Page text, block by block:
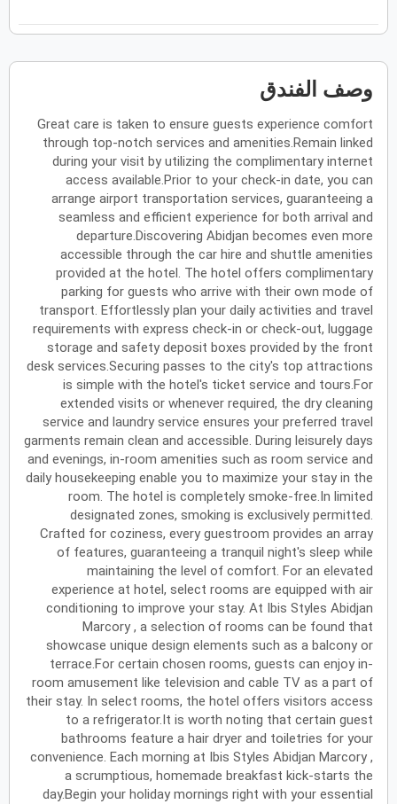
فبراير 2027
مارس 2027
حالأحد نالاثنينثالثلاثاء رالأربعاءخالخميس
جالجمعةسالسبت
أبريل 2027
حالأحد نالاثنينثالثلاثاءرالأربعاءخ الخميس
جالجمعةسالسبت
مايو 2027
حالأحد نالاثنينثالثلاثاءر الأربعاءخالخميس
جالجمعةسالسبت
يونيو 2027
حالأحد نالاثنينثالثلاثاءرالأربعاءخالخميس
جالجمعةسالسبت
يوليو 2027
حالأحد نالاثنين ثالثلاثاءرالأربعاءخالخميس
جالجمعةسالسبت
أغسطس 2027
حالأحد نالاثنينثالثلاثاءرالأربعاءخالخميس
جالجمعةس السبت
سبتمبر 2027
حالأحد نالاثنينثالثلاثاء رالأربعاء خالخميس
ج الجمعة سالسبت
وصف الفندق
Great care is taken to ensure guests experience comfort
through top-notch services and amenities.Remain linked
during your visit by utilizing the complimentary internet
access available.Prior to your check-in date, you can
arrange airport transportation services, guaranteeing a
seamless and efficient experience for both arrival and
departure.Discovering Abidjan becomes even more
accessible through the car hire and shuttle amenities
provided at the hotel. The hotel offers complimentary
parking for guests who arrive with their own mode of
transport. Effortlessly plan your daily activities and travel
requirements with express check-in or check-out, luggage
storage and safety deposit boxes provided by the front
desk services.Securing passes to the city's top attractions
is simple with the hotel's ticket service and tours.For
extended visits or whenever required, the dry cleaning
service and laundry service ensures your preferred travel
garments remain clean and accessible. During leisurely days
and evenings, in-room amenities such as room service and
daily housekeeping enable you to maximize your stay in the
room. The hotel is completely smoke-free.In limited
designated zones, smoking is exclusively permitted.
Crafted for coziness, every guestroom provides an array
of features, guaranteeing a tranquil night's sleep while
maintaining the level of comfort. For an elevated
experience at hotel, select rooms are equipped with air
conditioning to improve your stay. At Ibis Styles Abidjan
Marcory , a selection of rooms can be found that
showcase unique design elements such as a balcony or
terrace.For certain chosen rooms, guests can enjoy in-
room amusement like television and cable TV as a part of
their stay. In select rooms, the hotel offers visitors access
to a refrigerator.It is worth noting that certain guest
bathrooms feature a hair dryer and toiletries for your
convenience. Each morning at Ibis Styles Abidjan Marcory ,
a scrumptious, homemade breakfast kick-starts the
day.Begin your holiday mornings right with your essential